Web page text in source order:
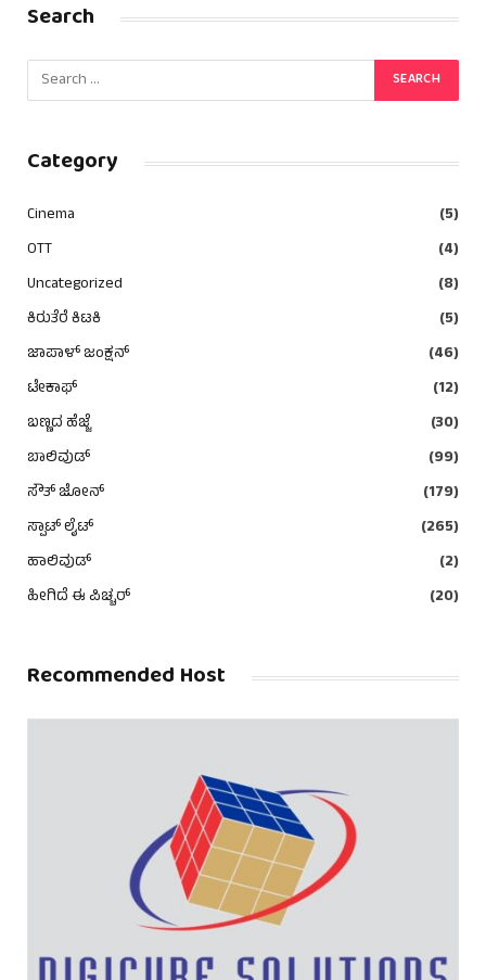
Search
Category
Cinema
(5)
OTT
(4)
Uncategorized
(8)
ಕಿರುತೆರೆ ಕಿಟಕಿ
(5)
ಜಾಪಾಳ್ ಜಂಕ್ಷನ್
(46)
ಟೇಕಾಫ್
(12)
ಬಣ್ಣದ ಹೆಜ್ಜೆ
(30)
ಬಾಲಿವುಡ್
(99)
ಸೌತ್ ಜೋನ್
(179)
ಸ್ಪಾಟ್ ಲೈಟ್
(265)
ಹಾಲಿವುಡ್
(2)
ಹೀಗಿದೆ ಈ ಪಿಚ್ಚರ್
(20)
Recommended Host